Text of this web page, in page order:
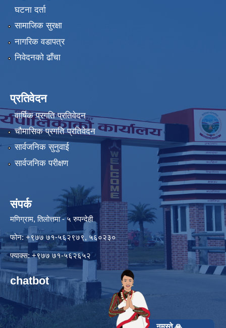
घटना दर्ता
सामाजिक सुरक्षा
नागरिक वडापत्र
निवेदनको ढाँचा
प्रतिवेदन
वार्षिक प्रगति प्रतिवेदन
चौमासिक प्रगति प्रतिवेदन
सार्वजनिक सुनुवाई
सार्वजनिक परीक्षण
संपर्क
मणिग्राम, तिलोत्तमा - ५ रुपन्देही
फोन: +९७७ ७१-५६२९७९, ५६०२३०
फ्याक्स: +९७७ ७१-५६२६५२
chatbot
नमस्ते 🙏